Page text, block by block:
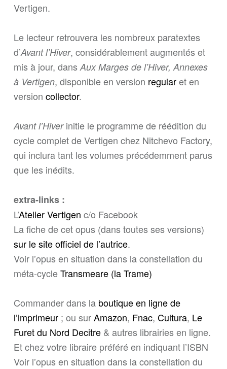
Vertigen.
Le lecteur retrouvera les nombreux paratextes
d’Avant l’Hiver, considérablement augmentés et
mis à jour, dans Aux Marges de l’Hiver, Annexes
à Vertigen, disponible en version regularet en
version collector.
Avant l’Hiverinitie le programme de réédition du
cycle complet de Vertigen chez Nitchevo Factory,
qui inclura tant les volumes précédemment parus
que les inédits.
extra-links :
L’Atelier Vertigen c/o Facebook
La fiche de cet opus (dans toutes ses versions)
sur le site officiel de l’autrice.
Voir l’opus en situation dans la constellation du
méta-cycleTransmeare (la Trame)
Commander dans la boutique en ligne de
l’imprimeur; ou surAmazon, Fnac, Cultura, Le
Furet du Nord Decitre& autres librairies en ligne.
Et chez votre libraire préféré en indiquant l’ISBN
Voir l’opus en situation dans la constellation du